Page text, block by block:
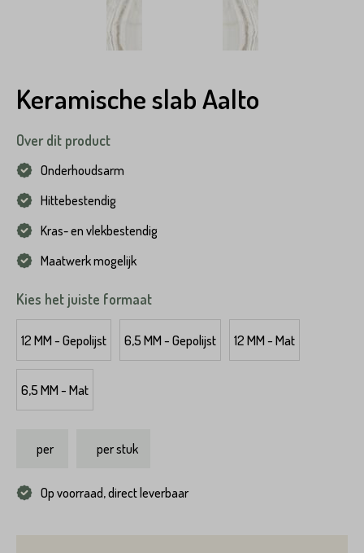
Keramische slab Aalto
Over dit product
Onderhoudsarm
Hittebestendig
Kras- en vlekbestendig
Maatwerk mogelijk
Kies het juiste formaat
12 MM - Gepolijst 6,5 MM - Gepolijst 12 MM - Mat
6,5 MM - Mat
per per stuk
Op voorraad, direct leverbaar